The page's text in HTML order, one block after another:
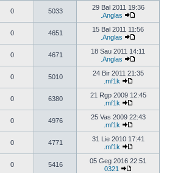
0 5033
29 Bal 2011 19:36
.Anglas
0 4651
15 Bal 2011 11:56
.Anglas
0 4671
18 Sau 2011 14:11
.Anglas
0 5010
24 Bir 2011 21:35
.mf1k
0 6380
21 Rgp 2009 12:45
.mf1k
0 4976
25 Vas 2009 22:43
.mf1k
0 4771
31 Lie 2010 17:41
.mf1k
0 5416
05 Geg 2016 22:51
0321